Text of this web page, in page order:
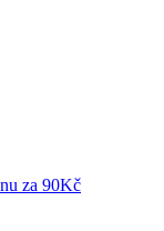
za 90Kč